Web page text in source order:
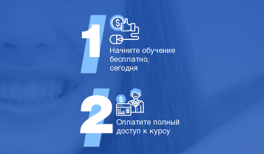
Начните обучение
бесплатно,
сегодня
Оплатите полный
доступ к курсу